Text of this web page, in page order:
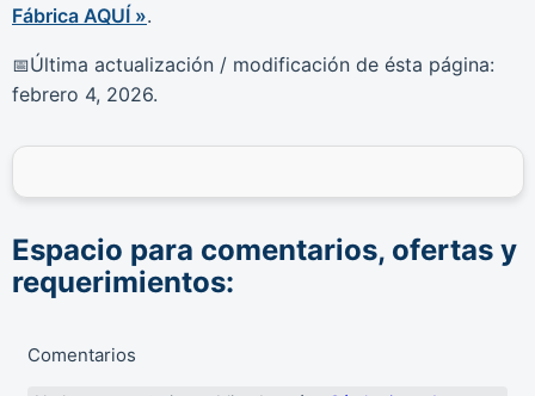
Fábrica AQUÍ ».
📅Última actualización / modificación de ésta página:
febrero 4, 2026.
Espacio para comentarios, ofertas y
requerimientos:
Comentarios